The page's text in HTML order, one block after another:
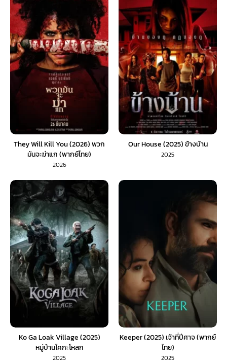
They Will Kill You (2026) พวก
มันจะฆ่าแก (พากย์ไทย)
2026
Our House (2025) ข้างบ้าน
2025
Ko Ga Loak Village (2025)
หมู่บ้านโคกะโหลก
2025
Keeper (2025) เจ้าที่ปีศาจ (พากย์
ไทย)
2025